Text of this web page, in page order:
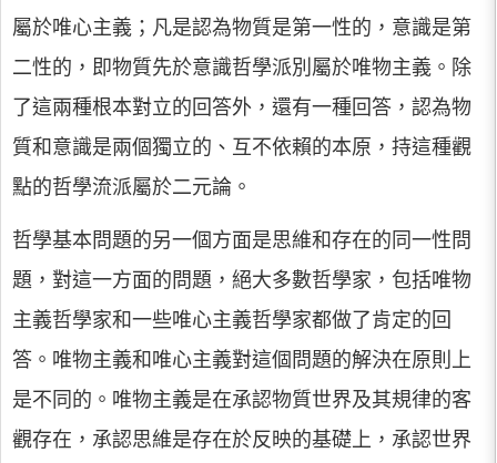
屬於唯心主義；凡是認為物質是第一性的，意識是第
二性的，即物質先於意識哲學派別屬於唯物主義。除
了這兩種根本對立的回答外，還有一種回答，認為物
質和意識是兩個獨立的、互不依賴的本原，持這種觀
點的哲學流派屬於二元論。
哲學基本問題的另一個方面是思維和存在的同一性問
題，對這一方面的問題，絕大多數哲學家，包括唯物
主義哲學家和一些唯心主義哲學家都做了肯定的回
答。唯物主義和唯心主義對這個問題的解決在原則上
是不同的。唯物主義是在承認物質世界及其規律的客
觀存在，承認思維是存在於反映的基礎上，承認世界